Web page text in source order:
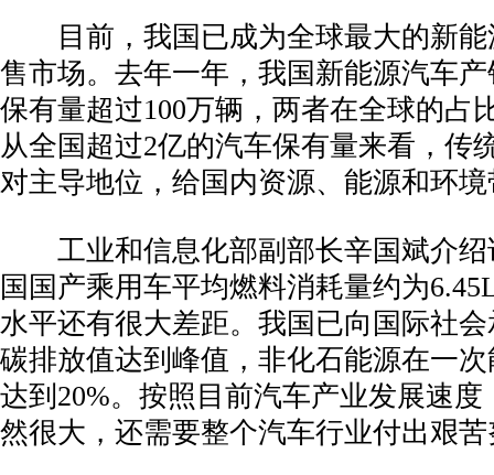
目前，我国已成为全球最大的新能
售市场。去年一年，我国新能源汽车
保有量超过100万辆，两者在全球的占
从全国超过2亿的汽车保有量来看，传
对主导地位，给国内资源、能源和环
工业和信息化部副部长辛国斌介绍
国国产乘用车平均燃料消耗量约为
水平还有很大差距。我国已向国际社会
碳排放值达到峰值，非化石能源在一
达到20%。按照目前汽车产业发展速
然很大，还需要整个汽车行业付出艰